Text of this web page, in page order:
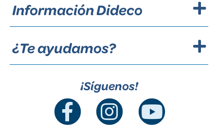
Información Dideco
¿Te ayudamos?
¡Síguenos!